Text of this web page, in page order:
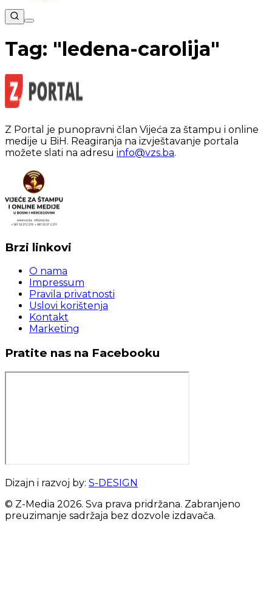
Tag: "ledena-carolija"
Z Portal je punopravni član Vijeća za štampu i online
medije u BiH. Reagiranja na izvještavanje portala
možete slati na adresu info@vzs.ba.
Brzi linkovi
O nama
Impressum
Pravila privatnosti
Uslovi korištenja
Kontakt
Marketing
Pratite nas na Facebooku
Dizajn i razvoj by: S-DESIGN
© Z-Media 2026. Sva prava pridržana. Zabranjeno
preuzimanje sadržaja bez dozvole izdavača.